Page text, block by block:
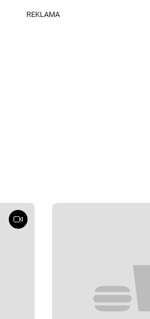
REKLAMA